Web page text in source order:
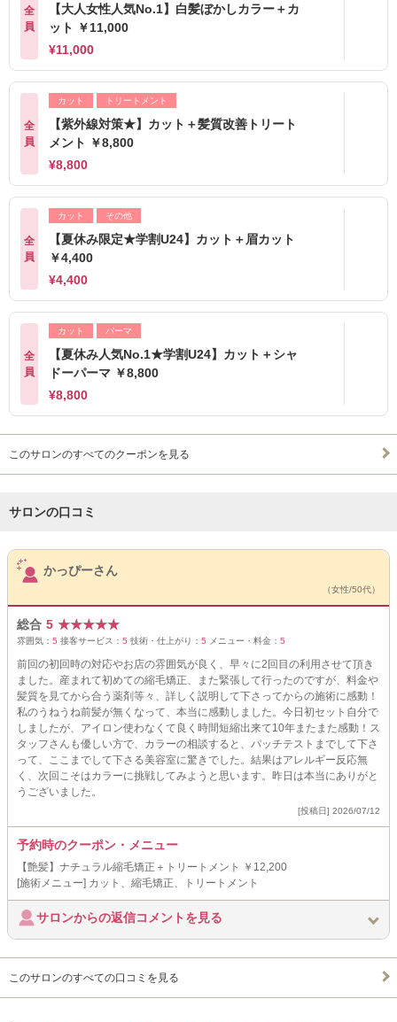
全
員
【大人女性人気No.1】白髪ぼかしカラー＋カ
ット ￥11,000
¥11,000
全
員
カット トリートメント
【紫外線対策★】カット＋髪質改善トリート
メント ￥8,800
¥8,800
全
員
カット その他
【夏休み限定★学割U24】カット＋眉カット
￥4,400
¥4,400
全
員
カット パーマ
【夏休み人気No.1★学割U24】カット＋シャ
ドーパーマ ￥8,800
¥8,800
このサロンのすべてのクーポンを見る
サロンの口コミ
サロンPick Up
かっぴーさん
（女性/50代）
総合 5 ★★★★★
雰囲気： 5 接客サービス： 5 技術・仕上がり： 5 メニュー・料金： 5
前回の初回時の対応やお店の雰囲気が良く、早々に2回目の利用させて頂き
ました。産まれて初めての縮毛矯正、また緊張して行ったのですが、料金や
髪質を見てから合う薬剤等々、詳しく説明して下さってからの施術に感動！
私のうねうね前髪が無くなって、本当に感動しました。今日初セット自分で
しましたが、アイロン使わなくて良く時間短縮出来て10年またまた感動！ス
タッフさんも優しい方で、カラーの相談すると、パッチテストまでして下さ
って、ここまでして下さる美容室に驚きでした。結果はアレルギー反応無
く、次回こそはカラーに挑戦してみようと思います。昨日は本当にありがと
うございました。
[投稿日] 2026/07/12
予約時のクーポン・メニュー
【艶髪】ナチュラル縮毛矯正＋トリートメント ￥12,200
[施術メニュー] カット、縮毛矯正、トリートメント
サロンからの返信コメントを見る
このサロンのすべての口コミを見る